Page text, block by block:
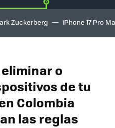
Zuckerberg iPhone 17 Pro
o
de tu
Colombia
las reglas